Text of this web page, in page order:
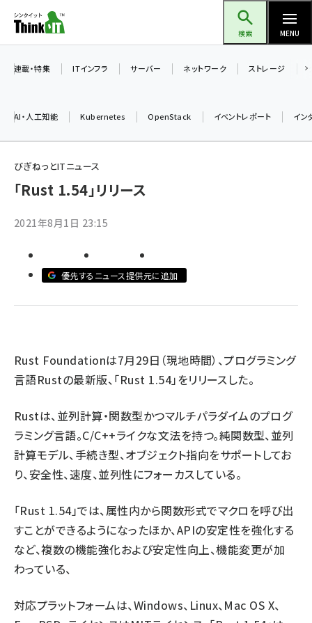
ン
ツ
検索 MENU
加藤銘のチーム貢献～仲間と築いた勝利の絆～ (2329)
drupal (1966)
genai (1494)
連載・特集 ITインフラ サーバー ネットワーク ストレージ
AI・人工知能 Kubernetes OpenStack イベントレポート イン
びぎねっとITニュース
「Rust 1.54」リリース
2021年8月1日 23:15
優先するニュース提供元に追加
Rust Foundationは7月29日（現地時間）、プログラミング
言語Rustの最新版、「Rust 1.54」をリリースした。
Rustは、並列計算・関数型かつマルチパラダイムのプログ
ラミング言語。C/C++ライクな文法を持つ。純関数型、並列
計算モデル、手続き型、オブジェクト指向をサポートしてお
り、安全性、速度、並列性にフォーカスしている。
「Rust 1.54」では、属性内から関数形式でマクロを呼び出
すことができるようになったほか、APIの安定性を強化する
など、複数の機能強化および安定性向上、機能変更が加
わっている、
対応プラットフォームは、Windows、Linux、Mac OS X、